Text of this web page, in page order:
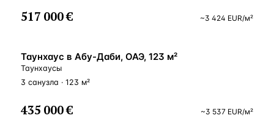
517 000 € ~3 424 EUR/м²
ВНЖ
Таунхаус в Абу-Даби, ОАЭ, 123 м²
Таунхаусы
3 санузла · 123 м²
435 000 € ~3 537 EUR/м²